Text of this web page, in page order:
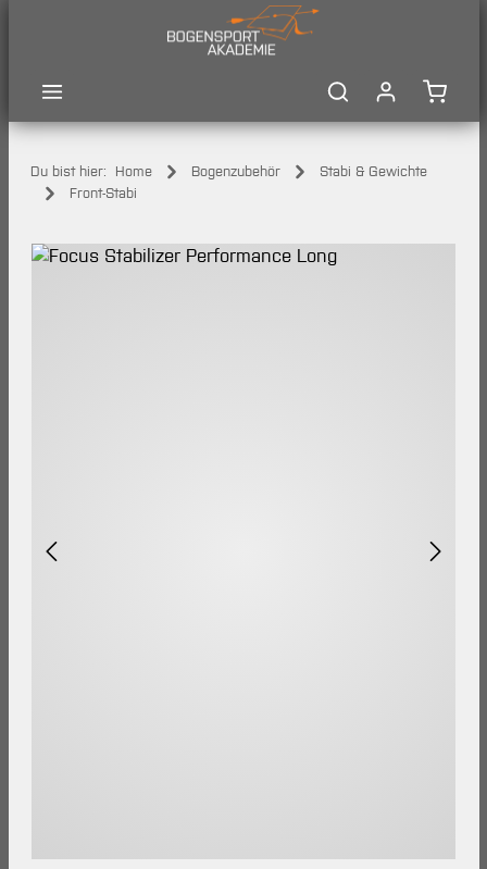
Du bist hier: Home Bogenzubehör
Stabi & Gewichte
Front-Stabi
Bildergalerie überspringen